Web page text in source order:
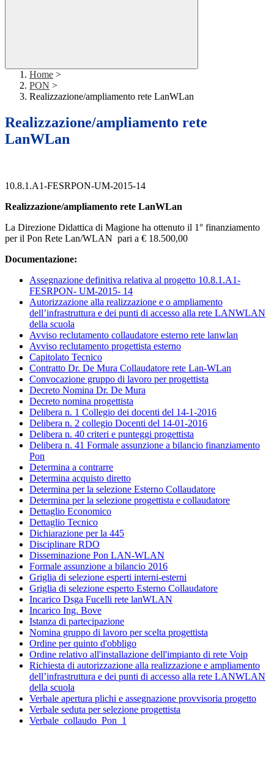
Home >
PON >
Realizzazione/ampliamento rete LanWLan
Realizzazione/ampliamento rete
LanWLan
10.8.1.A1-FESRPON-UM-2015-14
Realizzazione/ampliamento rete LanWLan
La Direzione Didattica di Magione ha ottenuto il 1° finanziamento
per il Pon Rete Lan/WLAN pari a € 18.500,00
Documentazione:
Assegnazione definitiva relativa al progetto 10.8.1.A1-
FESRPON- UM-2015- 14
Autorizzazione alla realizzazione e o ampliamento
dell’infrastruttura e dei punti di accesso alla rete LANWLAN
della scuola
Avviso reclutamento collaudatore esterno rete lanwlan
Avviso reclutamento progettista esterno
Capitolato Tecnico
Contratto Dr. De Mura Collaudatore rete Lan-WLan
Convocazione gruppo di lavoro per progettista
Decreto Nomina Dr. De Mura
Decreto nomina progettista
Delibera n. 1 Collegio dei docenti del 14-1-2016
Delibera n. 2 collegio Docenti del 14-01-2016
Delibera n. 40 criteri e punteggi progettista
Delibera n. 41 Formale assunzione a bilancio finanziamento
Pon
Determina a contrarre
Determina acquisto diretto
Determina per la selezione Esterno Collaudatore
Determina per la selezione progettista e collaudatore
Dettaglio Economico
Dettaglio Tecnico
Dichiarazione per la 445
Disciplinare RDO
Disseminazione Pon LAN-WLAN
Formale assunzione a bilancio 2016
Griglia di selezione esperti interni-esterni
Griglia di selezione esperto Esterno Collaudatore
Incarico Dsga Fucelli rete lanWLAN
Incarico Ing. Bove
Istanza di partecipazione
Nomina gruppo di lavoro per scelta progettista
Ordine per quinto d'obbligo
Ordine relativo all'installazione dell'impianto di rete Voip
Richiesta di autorizzazione alla realizzazione e ampliamento
dell’infrastruttura e dei punti di accesso alla rete LANWLAN
della scuola
Verbale apertura plichi e assegnazione provvisoria progetto
Verbale seduta per selezione progettista
Verbale_collaudo_Pon_1